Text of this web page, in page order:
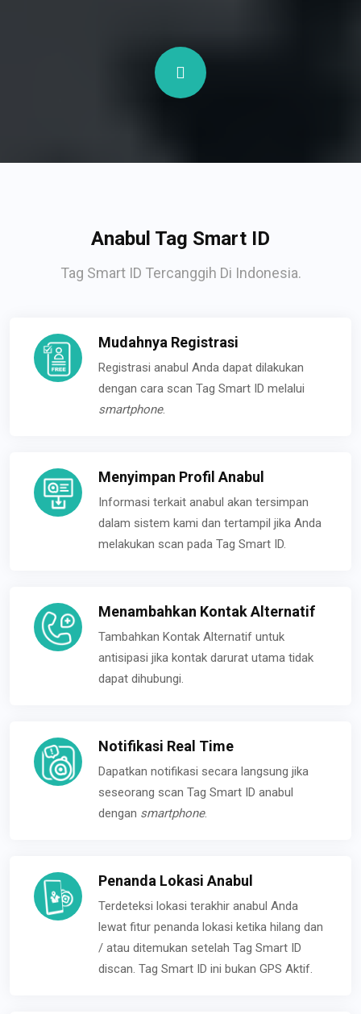
Anabul Tag Smart ID
Tag Smart ID Tercanggih Di Indonesia.
Mudahnya Registrasi
Registrasi anabul Anda dapat dilakukan
dengan cara scan Tag Smart ID melalui
smartphone.
Menyimpan Profil Anabul
Informasi terkait anabul akan tersimpan
dalam sistem kami dan tertampil jika Anda
melakukan scan pada Tag Smart ID.
Menambahkan Kontak Alternatif
Tambahkan Kontak Alternatif untuk
antisipasi jika kontak darurat utama tidak
dapat dihubungi.
Notifikasi Real Time
Dapatkan notifikasi secara langsung jika
seseorang scan Tag Smart ID anabul
dengan smartphone.
Penanda Lokasi Anabul
Terdeteksi lokasi terakhir anabul Anda
lewat fitur penanda lokasi ketika hilang dan
/ atau ditemukan setelah Tag Smart ID
discan. Tag Smart ID ini bukan GPS Aktif.